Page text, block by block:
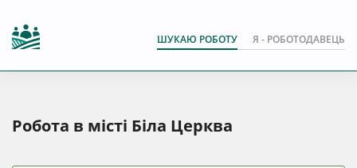
ШУКАЮ РОБОТУ Я - РОБОТОДАВЕЦЬ
Робота в місті Біла Церква